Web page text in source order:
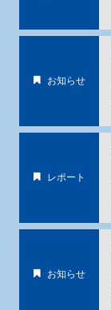
お知らせ
レポート
お知らせ